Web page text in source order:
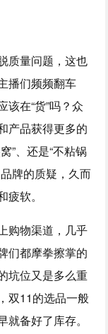
质量问题，这也
播们频频翻车
在“货”吗？众
产品获得更多的
”、还是“不粘锅
牌的质疑，久而
软。
购物渠道，几乎
们都摩拳擦掌的
坑位又是多么重
双11的选品一般
备好了库存。